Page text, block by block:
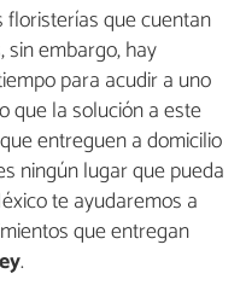
floristerías que cuentan
embargo, hay
para acudir a uno
que la solución a este
entreguen a domicilio
ningún lugar que pueda
te ayudaremos a
que entregan
.